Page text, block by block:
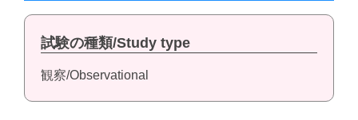
試験の種類/Study type
観察/Observational